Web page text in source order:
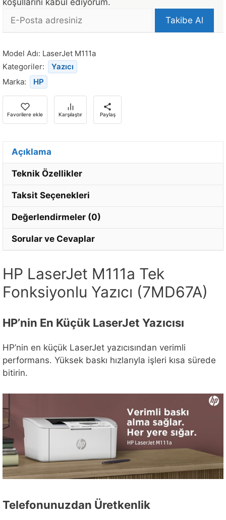
posta
Takibe Al
ürün
stoğa
döndüğünde
bildirim
almak
için
e-
adresinizi
girin.
Model Adı: LaserJet M111a
Kategoriler:
Yazıcı
Marka:
HP
Favorilere ekle Karşılaştır Paylaş
Açıklama
Teknik Özellikler
Taksit Seçenekleri
Değerlendirmeler (0)
Sorular ve Cevaplar
HP LaserJet M111a Tek
Fonksiyonlu Yazıcı (7MD67A)
HP’nin En Küçük LaserJet Yazıcısı
HP’nin en küçük LaserJet yazıcısından verimli
performans. Yüksek baskı hızlarıyla işleri kısa sürede
bitirin.
Telefonunuzdan Üretkenlik